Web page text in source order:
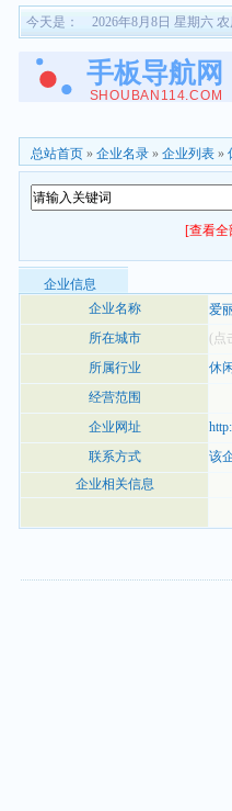
今天是： 2026年8月8日 星期六
总站首页 » 企业名录 » 企业列表 »
[查看全
企业信息
企业名称
爱
所在城市
(点
所属行业
休
经营范围
企业网址
联系方式
该
企业相关信息